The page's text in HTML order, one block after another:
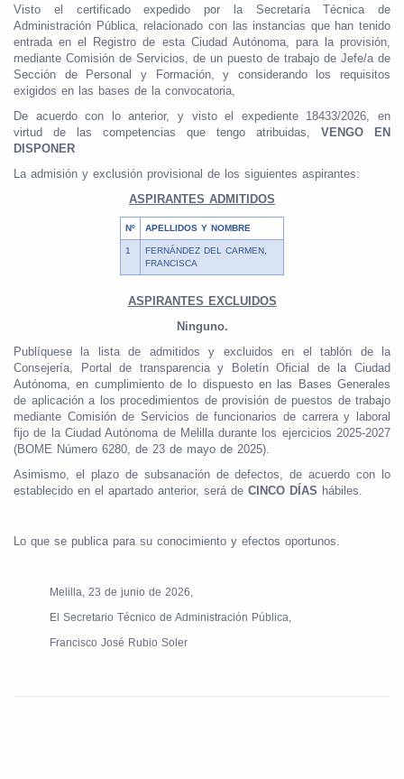
Visto el certificado expedido por la Secretaría Técnica de
Administración Pública, relacionado con las instancias que han tenido
entrada en el Registro de esta Ciudad Autónoma, para la provisión,
mediante Comisión de Servicios, de un puesto de trabajo de Jefe/a de
Sección de Personal y Formación, y considerando los requisitos
exigidos en las bases de la convocatoria,
De acuerdo con lo anterior, y visto el expediente 18433/2026, en
virtud de las competencias que tengo atribuidas, VENGO EN
DISPONER
La admisión y exclusión provisional de los siguientes aspirantes:
ASPIRANTES ADMITIDOS
Nº APELLIDOS Y NOMBRE
1
FERNÁNDEZ DEL CARMEN,
FRANCISCA
ASPIRANTES EXCLUIDOS
Ninguno.
Publíquese la lista de admitidos y excluidos en el tablón de la
Consejería, Portal de transparencia y Boletín Oficial de la Ciudad
Autónoma, en cumplimiento de lo dispuesto en las Bases Generales
de aplicación a los procedimientos de provisión de puestos de trabajo
mediante Comisión de Servicios de funcionarios de carrera y laboral
fijo de la Ciudad Autónoma de Melilla durante los ejercicios 2025-2027
(BOME Número 6280, de 23 de mayo de 2025).
Asimismo, el plazo de subsanación de defectos, de acuerdo con lo
establecido en el apartado anterior, será de CINCO DÍAS hábiles.
Lo que se publica para su conocimiento y efectos oportunos.
Melilla, 23 de junio de 2026,
El Secretario Técnico de Administración Pública,
Francisco José Rubio Soler